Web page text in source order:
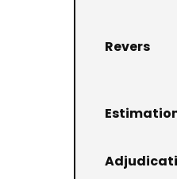
Revers